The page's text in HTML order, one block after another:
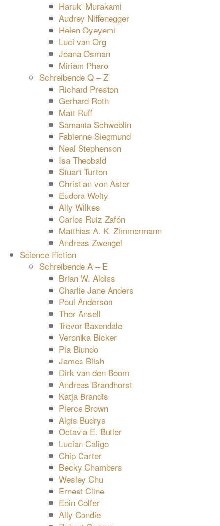
Haruki Murakami
Audrey Niffenegger
Helen Oyeyemi
Luci van Org
Joana Osman
Miriam Pharo
Schreibende Q – Z
Richard Preston
Gerhard Roth
Matt Ruff
Samanta Schweblin
Fabienne Siegmund
Neal Stephenson
Isa Theobald
Stuart Turton
Christian von Aster
Eudora Welty
Ally Wilkes
Carlos Ruiz Zafón
Matthias A. K. Zimmermann
Andreas Zwengel
Science Fiction
Schreibende A – E
Brian W. Aldiss
Charlie Jane Anders
Poul Anderson
Thor Ansell
Trevor Baxendale
Veronika Bicker
Pia Biundo
James Blish
Dirk van den Boom
Andreas Brandhorst
Katja Brandis
Pierce Brown
Algis Budrys
Octavia E. Butler
Lucian Caligo
Chip Carter
Becky Chambers
Wesley Chu
Ernest Cline
Eoin Colfer
Ally Condie